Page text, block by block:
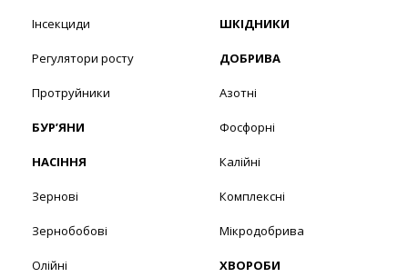
Інсекциди
Регулятори росту
Протруйники
БУР’ЯНИ
НАСІННЯ
Зернові
Зернобобові
Олійні
ШКІДНИКИ
ДОБРИВА
Азотні
Фосфорні
Калійні
Комплексні
Мікродобрива
ХВОРОБИ